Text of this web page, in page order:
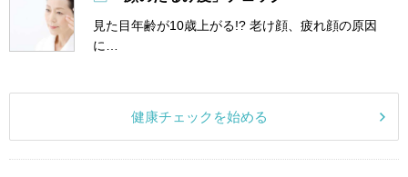
見た目年齢が10歳上がる!? 老け顔、疲れ顔の原因
に…
健康チェックを始める